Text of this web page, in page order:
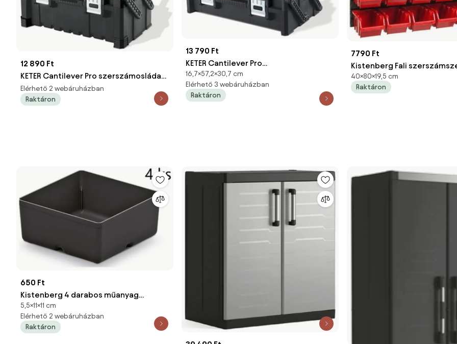
12 890 Ft
KETER Cantilever Pro szerszámosláda
22
Elérhető 2 webáruházban
Raktáron
13 790 Ft
KETER Cantilever Pro
szerszámszervező 22
16,7×57,2×30,7 cm
Elérhető 3 webáruházban
Raktáron
7790 Ft
Kistenberg Fali
ORDERLINE
40×80×19,5 cm
Raktáron
650 Ft
Kistenberg 4 darabos műanyag
szerszámos doboz készlet UNITE BOX
110x110x112 fekete
5,5×11×11 cm
Elérhető 2 webáruházban
Raktáron